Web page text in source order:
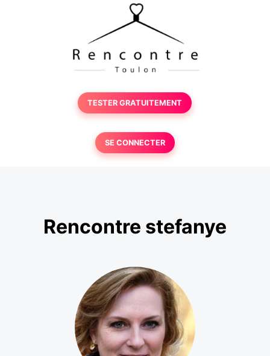
TESTER GRATUITEMENT
SE CONNECTER
Rencontre stefanye